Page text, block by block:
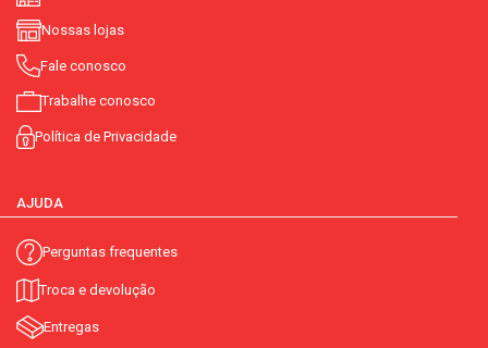
Nossas lojas
Fale conosco
Trabalhe conosco
Política de Privacidade
AJUDA
Perguntas frequentes
Troca e devolução
Entregas